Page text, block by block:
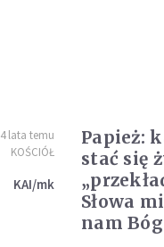
4 lata temu
KOŚCIÓŁ
KAI/mk
Papież:
stać się
Słowa
nam Bóg